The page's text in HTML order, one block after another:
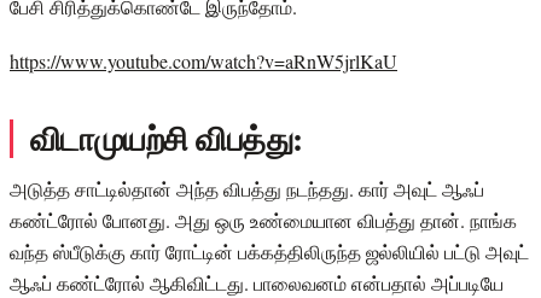
பேசி சிரித்துக்கொண்டே இருந்தோம்.
https://www.youtube.com/watch?v=aRnW5jrlKaU
விடாமுயற்சி விபத்து:
அடுத்த சாட்டில்தான் அந்த விபத்து நடந்தது. கார் அவுட் ஆஃப்
கண்ட்ரோல் போனது. அது ஒரு உண்மையான விபத்து தான். நாங்க
வந்த ஸ்பீடுக்கு கார் ரோட்டின் பக்கத்திலிருந்த ஜல்லியில் பட்டு அவுட்
ஆஃப் கண்ட்ரோல் ஆகிவிட்டது. பாலைவனம் என்பதால் அப்படியே